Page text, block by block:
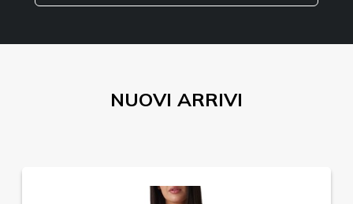
NUOVI ARRIVI